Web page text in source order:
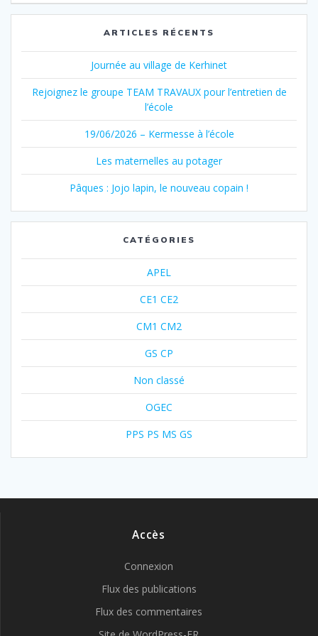
l’article
ARTICLES RÉCENTS
Journée au village de Kerhinet
Rejoignez le groupe TEAM TRAVAUX pour l’entretien de
l’école
19/06/2026 – Kermesse à l’école
Les maternelles au potager
Pâques : Jojo lapin, le nouveau copain !
CATÉGORIES
APEL
CE1 CE2
CM1 CM2
GS CP
Non classé
OGEC
PPS PS MS GS
Accès
Connexion
Flux des publications
Flux des commentaires